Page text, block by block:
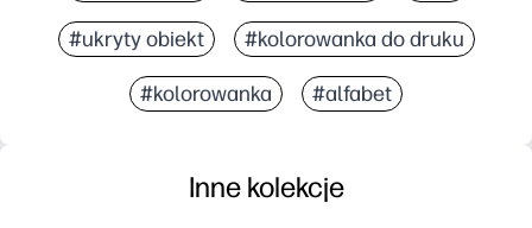
#ukryty obiekt #kolorowanka do druku
#kolorowanka #alfabet
Inne kolekcje